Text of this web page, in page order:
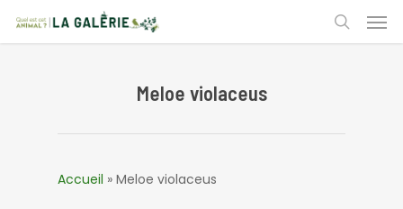
main
search
Meloe violaceus
Accueil » Meloe violaceus